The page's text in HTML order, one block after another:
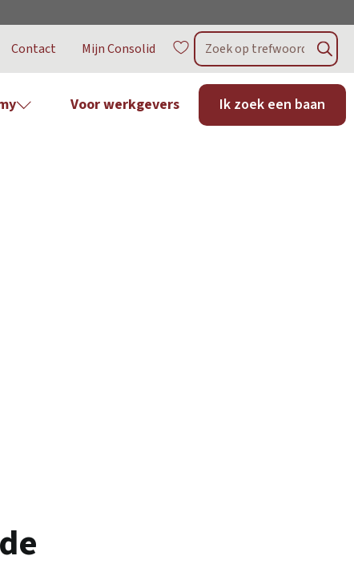
Contact Mijn Consolid
Voor werkgevers Ik zoek een baan